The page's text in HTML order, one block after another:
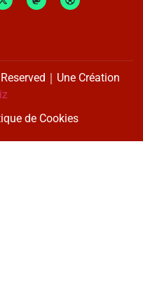
｜Une Création
de Cookies